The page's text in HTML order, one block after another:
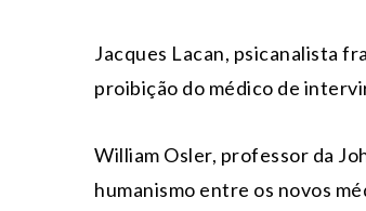
Jacques Lacan, psicanalista
proibição do médico de
William Osler, professor da
humanismo entre os novos